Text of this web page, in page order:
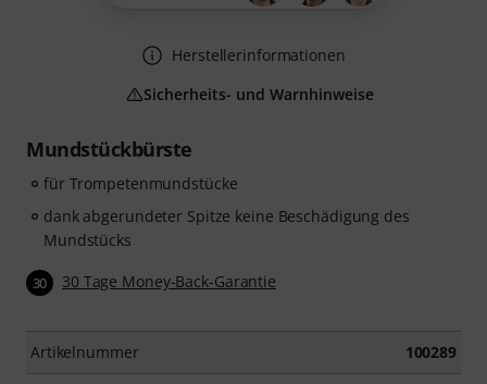
Mundstückbürste
für Trompetenmundstücke
dank abgerundeter Spitze keine Beschädigung des
Mundstücks
30 30 Tage Money-Back-Garantie
Artikelnummer 100289
Herstellerinformationen
Sicherheits- und Warnhinweise